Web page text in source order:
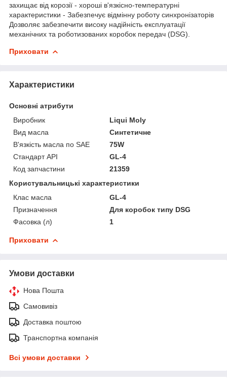
захищає від корозії - хороші в'язкісно-температурні
характеристики - Забезпечує відмінну роботу синхронізаторів
Дозволяє забезпечити високу надійність експлуатації
механічних та роботизованих коробок передач (DSG).
Приховати
Характеристики
Основні атрибути
Виробник
Liqui Moly
Вид масла
Синтетичне
В'язкість масла по SAE
75W
Стандарт API
GL-4
Код запчастини
21359
Користувальницькі характеристики
Клас масла
GL-4
Призначення
Для коробок типу DSG
Фасовка (л)
1
Приховати
Умови доставки
Нова Пошта
Самовивіз
Доставка поштою
Транспортна компанія
Всі умови доставки